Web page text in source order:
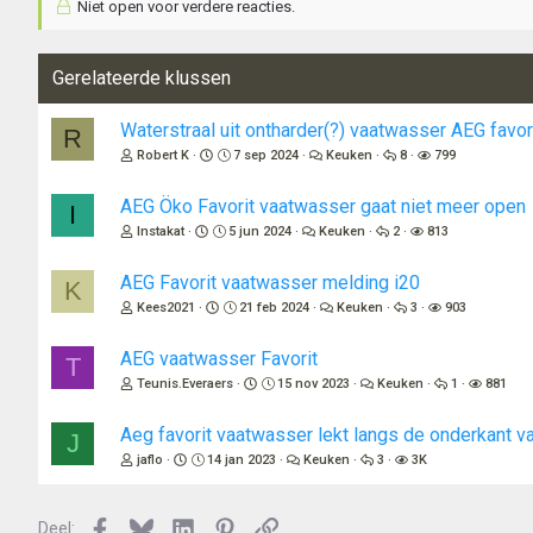
Niet open voor verdere reacties.
Gerelateerde klussen
R Waterstraal uit ontharder(?) vaatwasser AEG
Robert K 7 sep 2024 Keuken 8 799
I AEG Öko Favorit vaatwasser gaat niet meer open
Instakat 5 jun 2024 Keuken 2 813
K AEG Favorit vaatwasser melding i20
Kees2021 21 feb 2024 Keuken 3 903
T AEG vaatwasser Favorit
Teunis.Everaers 15 nov 2023 Keuken 1 881
J Aeg favorit vaatwasser lekt langs de onderkant
jaflo 14 jan 2023 Keuken 3 3K
Deel: Facebook
BlueskyLinkedInPinterest
Link